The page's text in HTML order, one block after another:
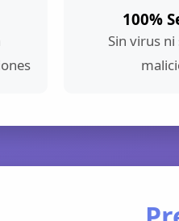
100%
Sin virus